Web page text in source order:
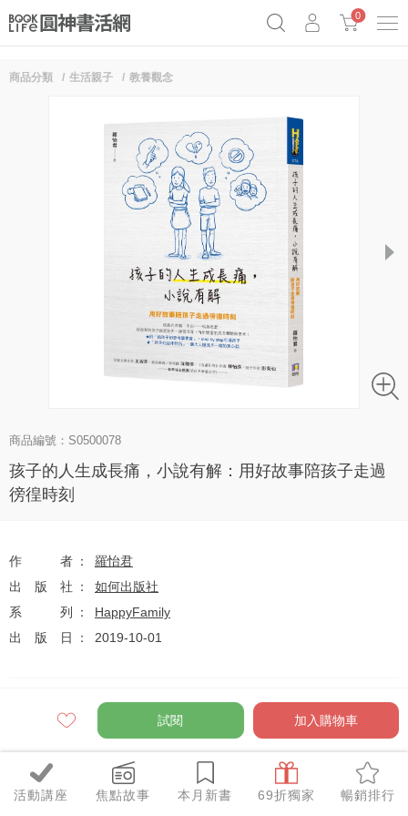
0
活動講座 焦點故事 本月新書 69折獨家 暢銷排行
商品分類 生活親子 教養觀念
next
商品編號：S0500078
孩子的人生成長痛，小說有解：用好故事陪孩子走過
徬徨時刻
作者
羅怡君
出版社
如何出版社
系列
HappyFamily
出版日
2019-10-01
定價 $280
79折$221元
試閱 加入購物車